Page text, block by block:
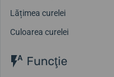
Lățimea curelei
Culoarea curelei
Funcţie